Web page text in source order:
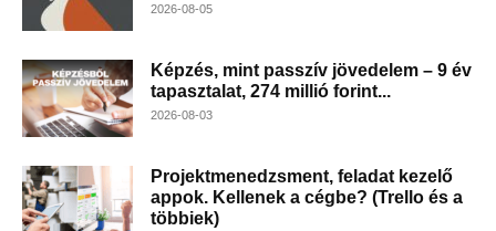
2026-08-05
Képzés, mint passzív jövedelem – 9 év
tapasztalat, 274 millió forint...
2026-08-03
Projektmenedzsment, feladat kezelő
appok. Kellenek a cégbe? (Trello és a
többiek)